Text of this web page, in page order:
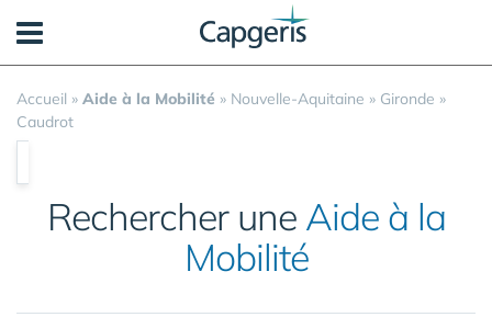
Accueil » Aide à la Mobilité » Nouvelle-Aquitaine » Gironde »
Caudrot
Rechercher une Aide à la
Mobilité